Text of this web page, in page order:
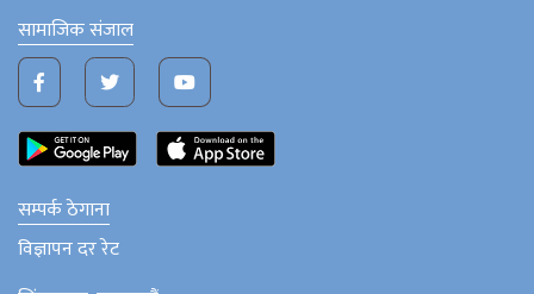
सामाजिक संजाल
सम्पर्क ठेगाना
विज्ञापन दर रेट